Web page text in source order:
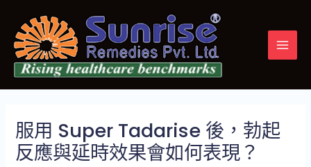
服用 Super Tadarise 後，勃起
反應與延時效果會如何表現？
navigation